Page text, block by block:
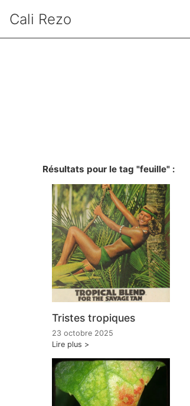
Cali Rezo
Résultats pour le tag "feuille" :
Tristes tropiques
23 octobre 2025
Lire plus